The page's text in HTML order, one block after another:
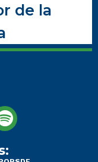
de la